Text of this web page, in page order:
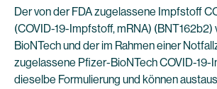
Der von der FDA zugelassene Impfstoff
(COVID-19-Impfstoff, mRNA) (BNT162b2)
BioNTech und der im Rahmen einer
zugelassene Pfizer-BioNTech COVID-19-
dieselbe Formulierung und können